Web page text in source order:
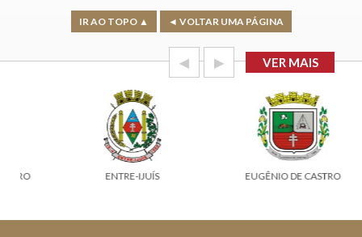
IR AO TOPO ▲ ◄ VOLTAR UMA PÁGINA
◀ ▶ VER MAIS
ENTRE-IJUÍS EUGÊNIO DE CASTRO